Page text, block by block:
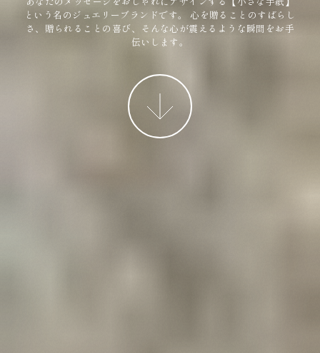
という名のジュエリーブランドです。
心を贈ることのすばらし
さ、贈られることの喜び、そんな心が震えるような瞬間をお手
伝いします。